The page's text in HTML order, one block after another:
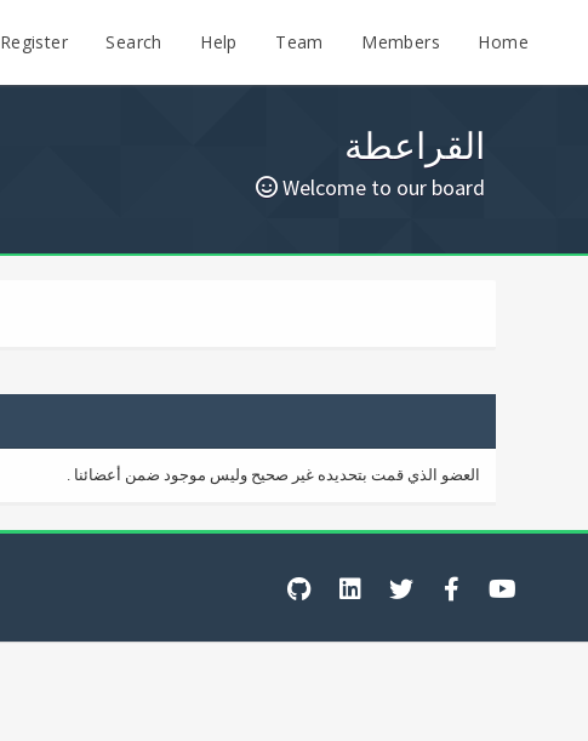
Home
Members
Team
Help
Search
Register
القراعطة
Welcome to our board
العضو الذي قمت بتحديده غير صحيح وليس موجود ضمن أعضائنا .